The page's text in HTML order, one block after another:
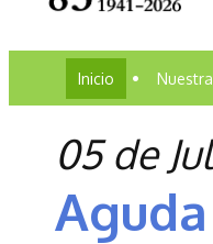
Inicio •
05 de